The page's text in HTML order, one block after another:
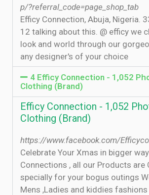
p/?referral_code=page_shop_tab
Efficy Connection, Abuja, Nigeria.
12 talking about this. @ efficy we
look and world through our
any designer's of your choice
4 Efficy Connection - 1,052
Clothing (Brand)
Efficy Connection - 1,052
Clothing (Brand)
https://www.facebook.com/
Celebrate Your Xmas in bigger
Connections , all our Products are
specially for your bogus outings
Mens ,Ladies and kiddies